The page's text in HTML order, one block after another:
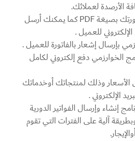
الأرصدة لعملائك.
يمكنك الإحتفاظ بفاتورتك بصيغة PDF كما يمكنك أرسل
للعميل .
بإرسال إشعار بالفاتورة للعميل .
الخوارزمي دفع إلكتروني لكامل
وذلك لمنتجاتك أوخدماتك
الإلكتروني .
إنشاء وإرسال الفواتير الدورية
آلية على الفترات التي تقوم